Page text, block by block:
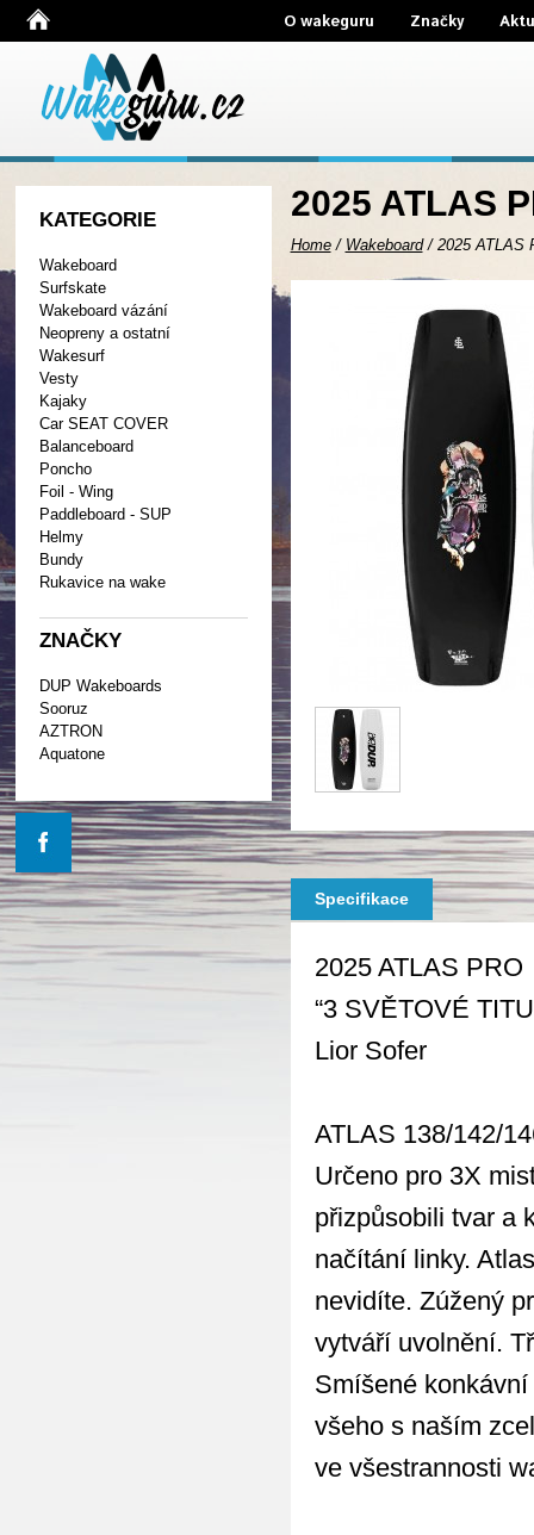
O wakeguru Značky
KATEGORIE
Wakeboard
Surfskate
Wakeboard vázání
Neopreny a ostatní
Wakesurf
Vesty
Kajaky
Car SEAT COVER
Balanceboard
Poncho
Foil - Wing
Paddleboard - SUP
Helmy
Bundy
Rukavice na wake
ZNAČKY
DUP Wakeboards
Sooruz
AZTRON
Aquatone
2025 ATLAS
Home/ Wakeboard/ 2025 ATLAS
Specifikace
2025 ATLAS PRO
“3 SVĚTOVÉ
Lior Sofer
ATLAS 138/142/
Určeno pro 3X
přizpůsobili tvar a
načítání linky.
nevidíte. Zúžený
vytváří uvolnění.
Smíšené
všeho s naším
ve všestrannosti